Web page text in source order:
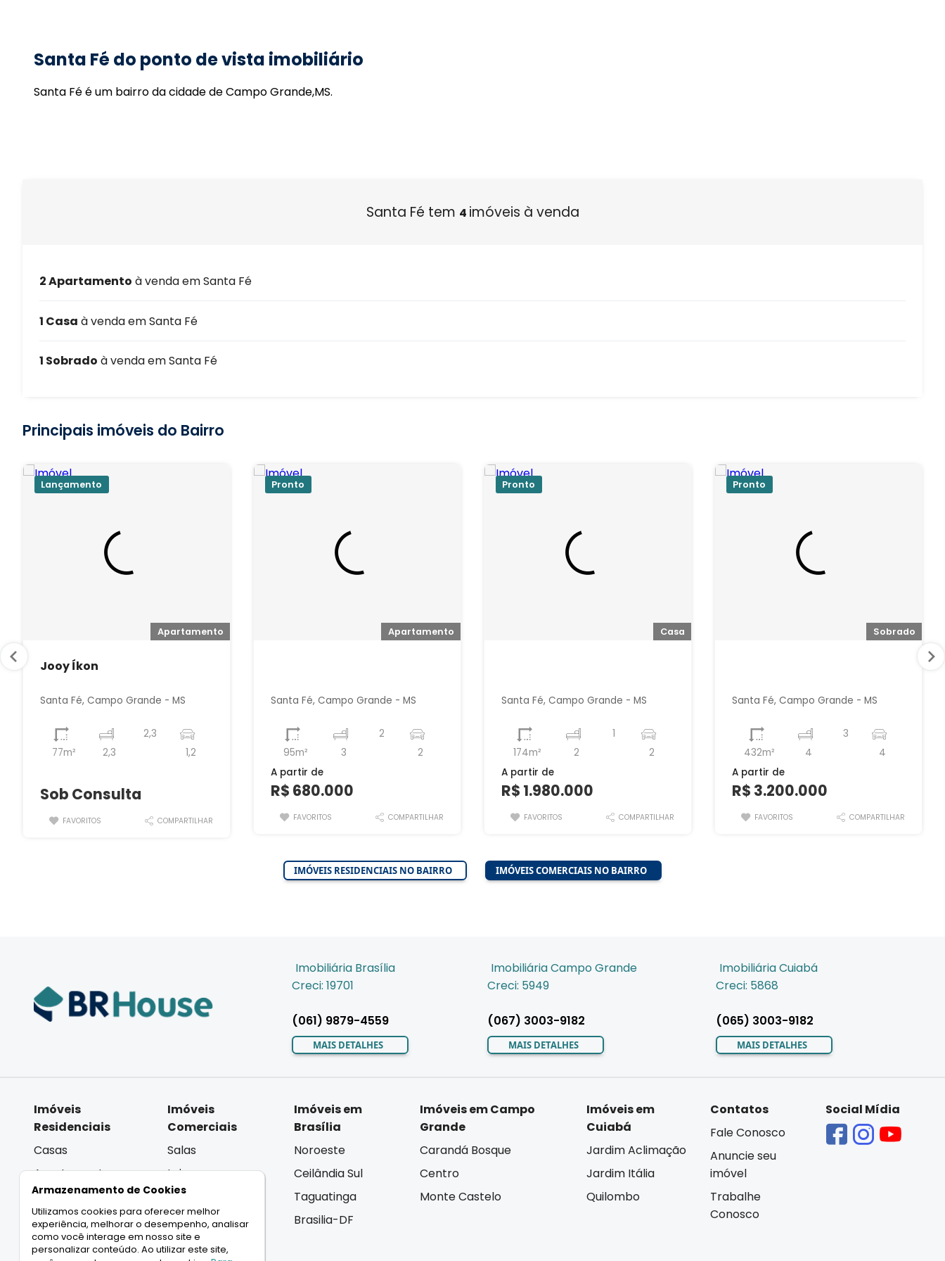
Santa Fé do ponto de vista imobiliário
Santa Fé é um bairro da cidade de Campo Grande,MS.
Santa Fé tem 4 imóveis à venda
2 Apartamento à venda em Santa Fé
1 Casa à venda em Santa Fé
1 Sobrado à venda em Santa Fé
Principais imóveis do Bairro
Lançamento
Apartamento
Jooy Íkon
Santa Fé, Campo Grande - MS
77m² 2,3
2,3
1,2
Sob Consulta
FAVORITOS COMPARTILHAR
Pronto
Apartamento
Santa Fé, Campo Grande - MS
95m² 3
2
2
A partir de
R$ 680.000
FAVORITOS COMPARTILHAR
Pronto
Casa
Santa Fé, Campo Grande - MS
174m² 2
1
2
A partir de
R$ 1.980.000
FAVORITOS COMPARTILHAR
Pronto
Sobrado
Santa Fé, Campo Grande - MS
432m² 4
3
4
A partir de
R$ 3.200.000
FAVORITOS COMPARTILHAR
IMÓVEIS RESIDENCIAIS NO BAIRRO IMÓVEIS COMERCIAIS NO BAIRRO
Imobiliária Brasília
Creci: 19701
(061) 9879-4559
MAIS DETALHES
Imobiliária Campo Grande
Creci: 5949
(067) 3003-9182
MAIS DETALHES
Imobiliária Cuiabá
Creci: 5868
(065) 3003-9182
MAIS DETALHES
Imóveis
Residenciais
Casas
Apartamentos
Coberturas
Terrenos
Lançamentos
Imóveis
Comerciais
Salas
Lojas
Andar Inteiro
Lançamentos
Imóveis em
Brasília
Noroeste
Ceilândia Sul
Taguatinga
Brasilia-DF
Imóveis em Campo
Grande
Carandá Bosque
Centro
Monte Castelo
Imóveis em
Cuiabá
Jardim Aclimação
Jardim Itália
Quilombo
Contatos
Fale Conosco
Anuncie seu
imóvel
Trabalhe
Conosco
Social Mídia
Armazenamento de Cookies
Utilizamos cookies para oferecer melhor
experiência, melhorar o desempenho, analisar
como você interage em nosso site e
personalizar conteúdo. Ao utilizar este site,